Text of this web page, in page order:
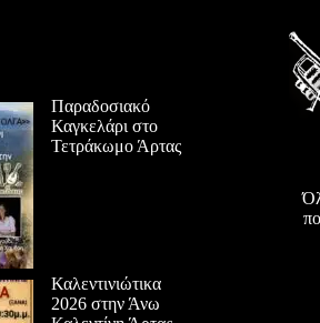
Παραδοσιακό
Καγκελάρι στο
Τετράκωμο Άρτας
Καλεντινιώτικα
2026 στην Άνω